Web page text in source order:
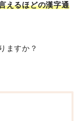
えるほどの漢字通
ますか？